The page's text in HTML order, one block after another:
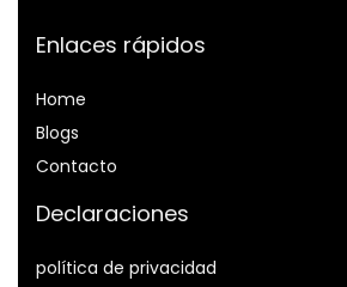
Enlaces rápidos
Home
Blogs
Contacto
Declaraciones
política de privacidad